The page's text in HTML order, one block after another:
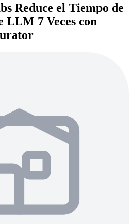
Reduce el Tiempo de
LLM 7 Veces con